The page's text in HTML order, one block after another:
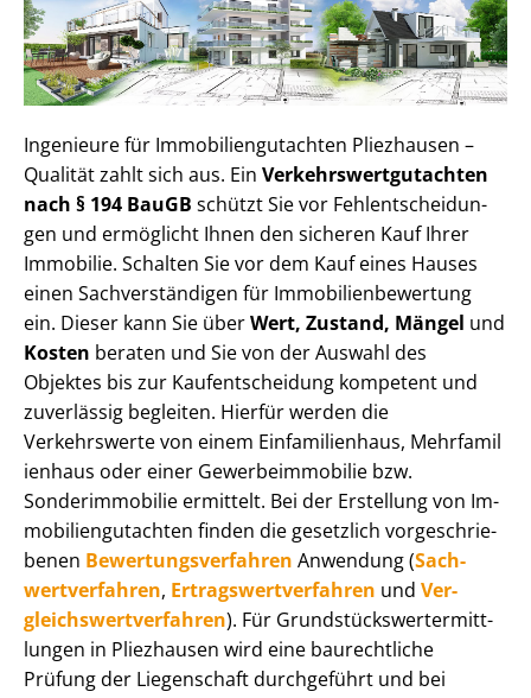
Ingenieure für Im­mo­bi­li­en­gut­ach­ten Pliezhausen –
Qualität zahlt sich aus. Ein Ver­kehrs­wert­gut­ach­ten
nach § 194 BauGB schützt Sie vor Fehl­ent­schei­dun­
gen und ermöglicht Ihnen den sicheren Kauf Ihrer
Immobilie. Schalten Sie vor dem Kauf eines Hauses
einen Sach­ver­stän­di­gen für Im­mo­bi­li­en­be­wer­tung
ein. Dieser kann Sie überWert, Zustand, Mängel und
Kosten beraten und Sie von der Auswahl des
Objektes bis zur Kauf­ent­schei­dung kompetent und
zuverlässig begleiten. Hierfür werden die
Verkehrswerte von einem Einfamilienhaus, Mehr­fa­mi­l
i­en­haus oder einer Ge­wer­be­im­mo­bi­lie bzw.
Sonderimmobilie ermittelt. Bei der Erstellung von Im­
mo­bi­li­en­gut­ach­ten finden die gesetzlich vor­ge­schrie­
be­nen Be­wer­tungs­ver­fah­ren Anwendung (Sach­
wert­ver­fah­ren, Er­trags­wert­ver­fah­ren und Ver­
gleichs­wert­ver­fah­ren). Für Grund­stücks­wert­ermitt­
lun­gen in Pliezhausen wird eine baurechtliche
Prüfung der Liegenschaft durchgeführt und bei